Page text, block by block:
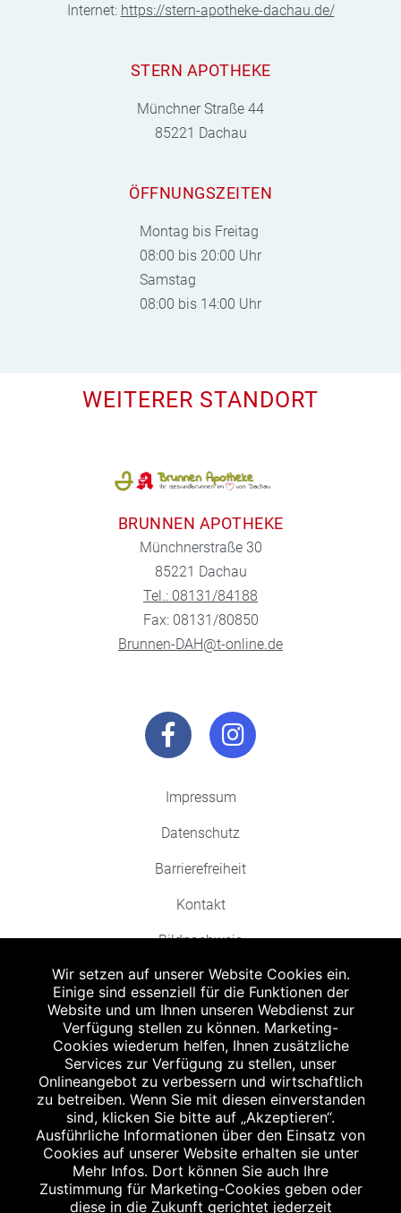
Internet: https://stern-apotheke-dachau.de/
STERN APOTHEKE
Münchner Straße 44
85221 Dachau
ÖFFNUNGSZEITEN
Montag bis Freitag
08:00 bis 20:00 Uhr
Samstag
08:00 bis 14:00 Uhr
WEITERER STANDORT
BRUNNEN APOTHEKE
Münchnerstraße 30
85221 Dachau
Tel.: 08131/84188
Fax: 08131/80850
Brunnen-DAH@t-online.de
Impressum
Datenschutz
Barrierefreiheit
Kontakt
Bildnachweis
Abgabe in haushaltsüblichen Mengen, solange der Vorrat reicht. Für Druck-
und Satzfehler keine Haftung.
Zu Risiken und Nebenwirkungen lesen Sie die Packungsbeilage und fragen
Sie Ihren Arzt oder Apotheker.
Angabe nach der deutschen Arzneimitteltaxe Apothekenerstattungspreis
(AEP). Der AEP ist keine unverbindliche Preisempfehlung der Hersteller. Der
AEP ist ein von den Apotheken in Ansatz gebrachter Preis für rezeptfreie
Arzneimittel. Er entspricht in der Höhe dem für Apotheken verbindlichen
Abgabepreis, zu dem eine Apotheke in bestimmten Fällen (z.B. bei Kindern
unter 12 Jahren) das Produkt mit der gesetzlichen Krankenversicherung
abrechnet. Der AEP ist der allgemeine Erstattungspreis im Falle einer
Wir setzen auf unserer Website Cookies ein.
Einige sind essenziell für die Funktionen der
Website und um Ihnen unseren Webdienst zur
Verfügung stellen zu können. Marketing-
Cookies wiederum helfen, Ihnen zusätzliche
Services zur Verfügung zu stellen, unser
Onlineangebot zu verbessern und wirtschaftlich
zu betreiben. Wenn Sie mit diesen einverstanden
sind, klicken Sie bitte auf „Akzeptieren“.
Ausführliche Informationen über den Einsatz von
Cookies auf unserer Website erhalten sie unter
Mehr Infos. Dort können Sie auch Ihre
Zustimmung für Marketing-Cookies geben oder
diese in die Zukunft gerichtet jederzeit